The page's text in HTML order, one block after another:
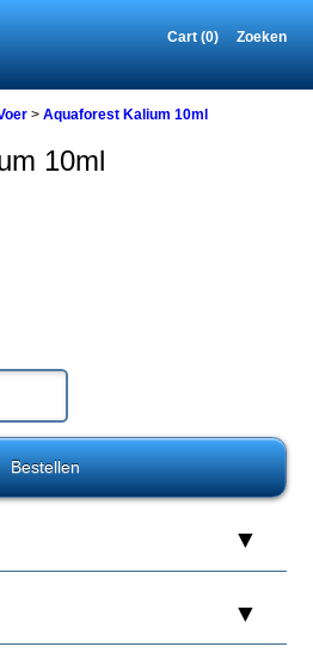
Cart (0) Zoeken
>Aquaforest Kalium 10ml
10ml